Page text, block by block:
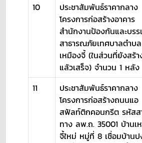
10
ประชาสัมพันธ์ราคากลาง
โครงการก่อสร้างอาคาร
สำนักงานป้องกันและบรร
สาธารณภัยเทศบาลตำบล
เหมืองจี้ (ในส่วนที่ยังสร้า
แล้วเสร็จ) จำนวน 1 หลัง
11
ประชาสัมพันธ์ราคากลาง
โครงการก่อสร้างถนนแอ
สฟัลท์ติกคอนกรีต รหัสส
ทาง ลพ.ถ. 35001 บ้านเ
จี้ใหม่ หมู่ที่ 8 เชื่อมบ้านป